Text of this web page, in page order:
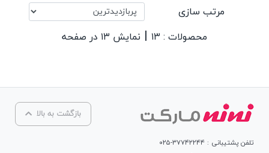
مرتب سازی
محصولات : ۱۳
| نمایش ۱۳ در صفحه
بازگشت به بالا
تلفن پشتیبانی : ۳۷۷۴۲۲۴۴-۰۲۵